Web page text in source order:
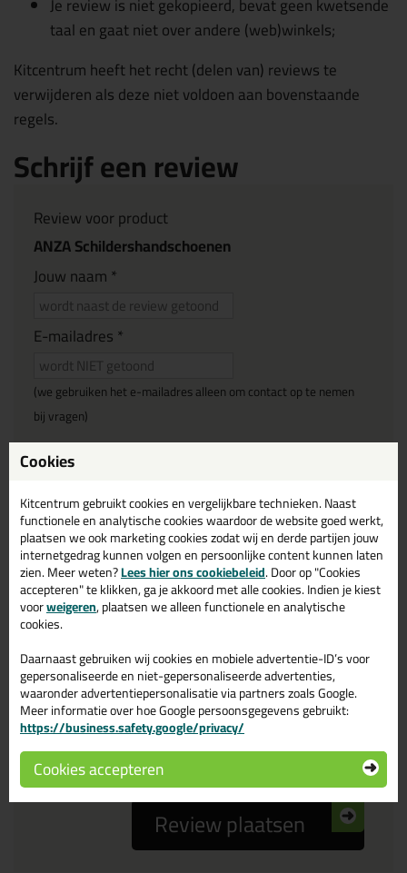
taal en gaat niet over andere (web)winkels;
Kitcentrum heeft het recht (delen van) reviews te
verwijderen als deze niet voldoen aan bovenstaande
regels.
Schrijf een review
Review voor product
ANZA Schildershandschoenen
Jouw naam *
E-mailadres *
(we gebruiken het e-mailadres alleen om contact op te nemen
bij vragen)
Reviewtitel *
Je ervaring
Beoordeling
Zou jij dit product aanbevelen bij anderen?
ja
nee
Review plaatsen
Cookies
Kitcentrum gebruikt cookies en vergelijkbare technieken. Naast
functionele en analytische cookies waardoor de website goed werkt,
plaatsen we ook marketing cookies zodat wij en derde partijen jouw
internetgedrag kunnen volgen en persoonlijke content kunnen laten
zien. Meer weten?Lees hier ons cookiebeleid. Door op "Cookies
accepteren" te klikken, ga je akkoord met alle cookies. Indien je kiest
voorweigeren, plaatsen we alleen functionele en analytische
cookies.
Daarnaast gebruiken wij cookies en mobiele advertentie-ID’s voor
gepersonaliseerde en niet-gepersonaliseerde advertenties,
waaronder advertentiepersonalisatie via partners zoals Google.
Meer informatie over hoe Google persoonsgegevens gebruikt:
https://business.safety.google/privacy/
Cookies accepteren